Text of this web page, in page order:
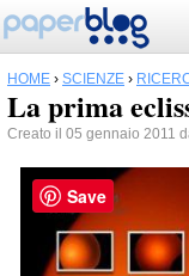
HOME › SCIENZE ›
La prima
Creato il 05 gennaio 2011
Save